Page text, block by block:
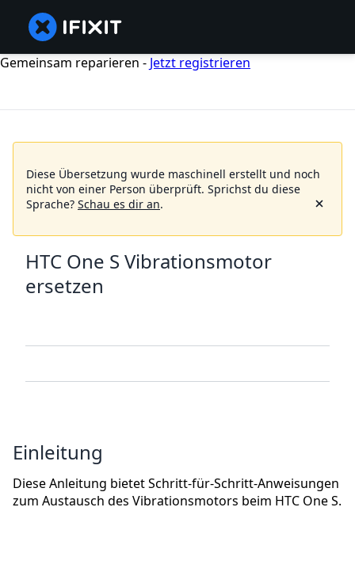
Gemeinsam reparieren - Jetzt registrieren
Diese Übersetzung wurde maschinell erstellt und noch
nicht von einer Person überprüft. Sprichst du diese
Sprache? Schau es dir an.
HTC One S Vibrationsmotor
ersetzen
Einleitung
Diese Anleitung bietet Schritt-für-Schritt-Anweisungen
zum Austausch des Vibrationsmotors beim HTC One S.